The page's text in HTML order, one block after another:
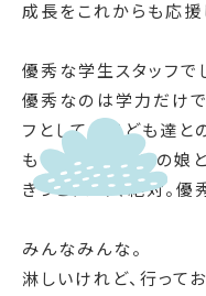
成長をこれからも応援
優秀な学生スタッフで
優秀なのは学力だけで
フとしての子ども達と
もものきスタッフの娘
きっと、いや、絶対。
みんなみんな。
淋しいけれど、行って